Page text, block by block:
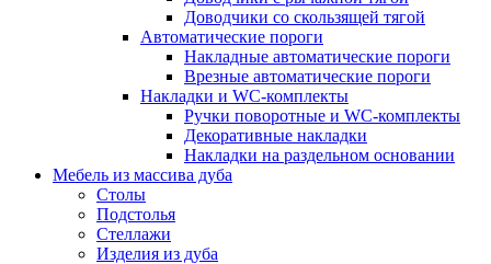
Доводчики со скользящей тягой
Автоматические пороги
Накладные автоматические пороги
Врезные автоматические пороги
Накладки и WC-комплекты
Ручки поворотные и WC-комплекты
Декоративные накладки
Накладки на раздельном основании
Мебель из массива дуба
Столы
Подстолья
Стеллажи
Изделия из дуба